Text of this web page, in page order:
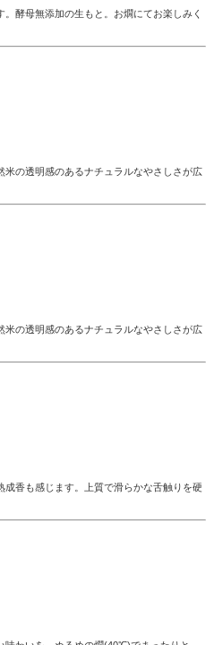
酵母無添加の生もと。お燗にてお楽しみく
の透明感のあるナチュラルなやさしさが広
の透明感のあるナチュラルなやさしさが広
香も感じます。上質で滑らかな舌触りを硬